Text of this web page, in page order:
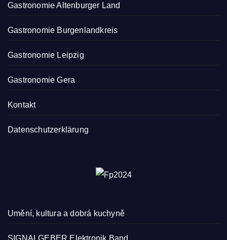
Gastronomie Altenburger Land
Gastronomie Burgenlandkreis
Gastronomie Leipzig
Gastronomie Gera
Kontakt
Datenschutzerklärung
Umění, kultura a dobrá kuchyně
SIGNALGEBER Elektronik Band